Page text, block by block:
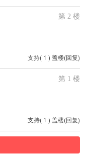
第 2 楼
支持( 1 ) 盖楼(回复)
第 1 楼
支持( 1 ) 盖楼(回复)